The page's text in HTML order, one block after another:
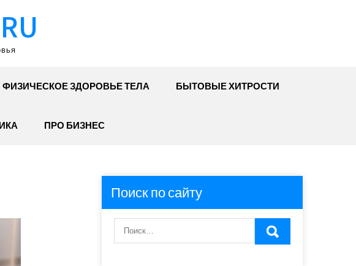
ФИЗИЧЕСКОЕ ЗДОРОВЬЕ ТЕЛА БЫТОВЫЕ ХИТРОСТИ
ПРО БИЗНЕС
Поиск по сайту